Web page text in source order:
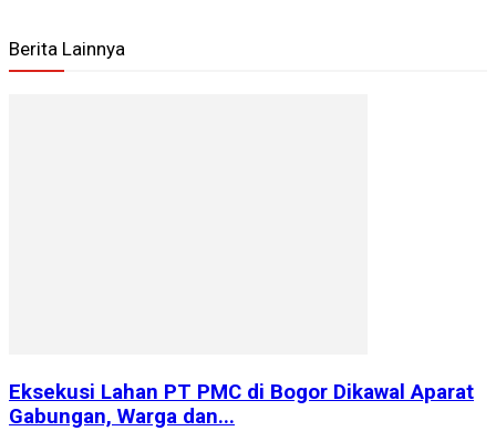
Berita Lainnya
Eksekusi Lahan PT PMC di Bogor Dikawal Aparat
Gabungan, Warga dan...